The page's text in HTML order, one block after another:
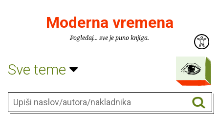
Moderna vremena
Pogledaj... sve je puno knjiga.
Sve teme